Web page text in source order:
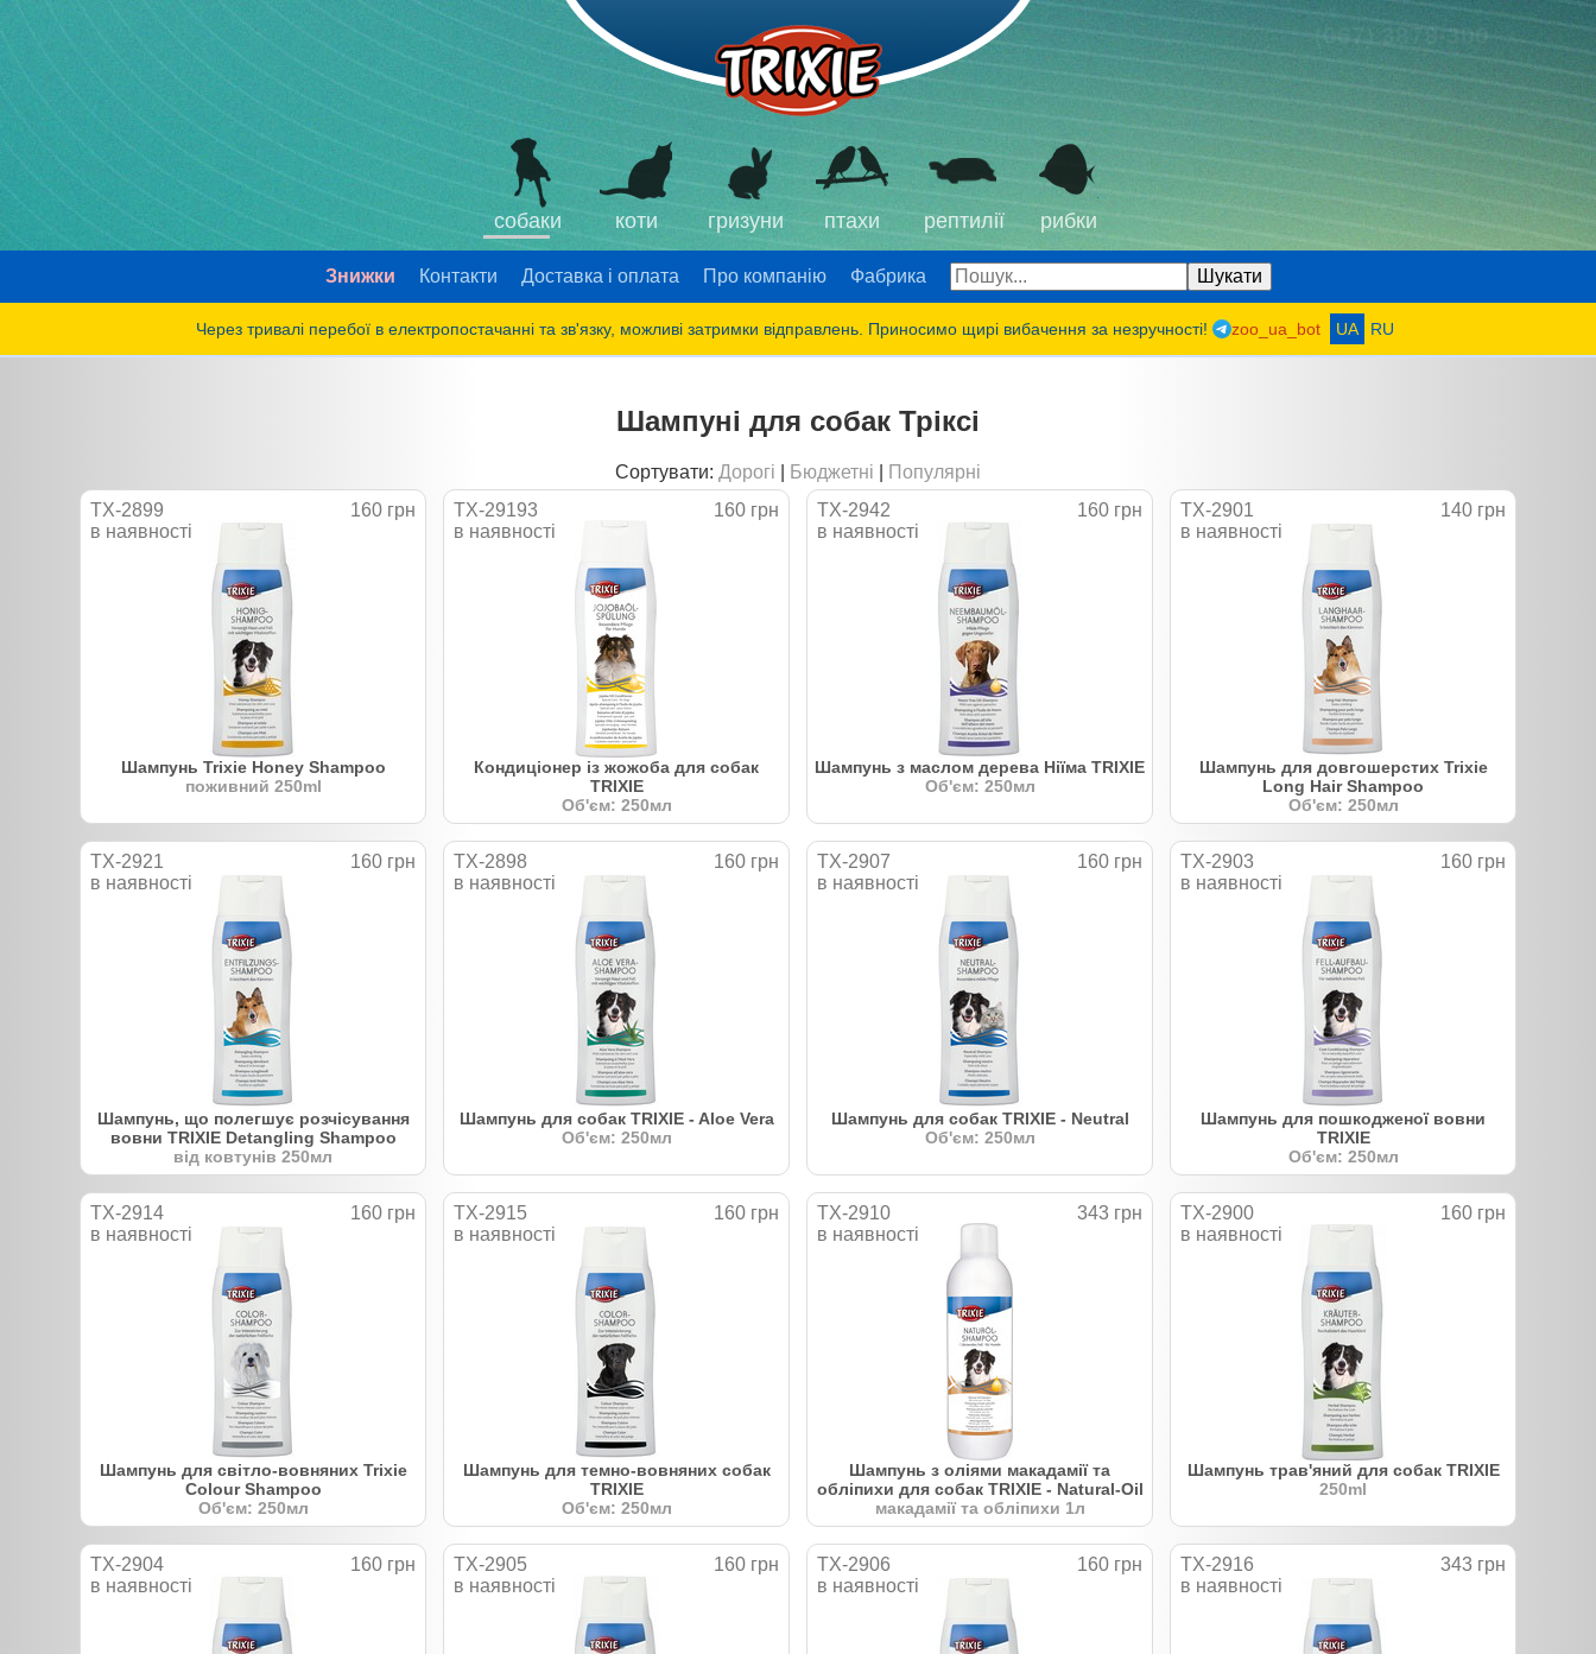
(067) 3878-300
собаки коти гризуни птахи рептилії рибки
Знижки Контакти Доставка і оплата Про компанію Фабрика
Через тривалі перебої в електропостачанні та зв'язку, можливі затримки відправлень. Приносимо щирі вибачення за незручності! zoo_ua_bot UA RU
Шампуні для собак Тріксі
Сортувати: Дорогі Бюджетні
Популярні
TX-2899
в наявності
160 грн
Шампунь Trixie Honey Shampoo
поживний 250ml
TX-29193
в наявності
160 грн
Кондиціонер із жожоба для собак
TRIXIE
Об'єм: 250мл
TX-2942
в наявності
160 грн
Шампунь з маслом дерева Ніїма TRIXIE
Об'єм: 250мл
TX-2901
в наявності
140 грн
Шампунь для довгошерстих Trixie
Long Hair Shampoo
Об'єм: 250мл
TX-2921
в наявності
160 грн
Шампунь, що полегшує розчісування
вовни TRIXIE Detangling Shampoo
від ковтунів 250мл
TX-2898
в наявності
160 грн
Шампунь для собак TRIXIE - Aloe Vera
Об'єм: 250мл
TX-2907
в наявності
160 грн
Шампунь для собак TRIXIE - Neutral
Об'єм: 250мл
TX-2903
в наявності
160 грн
Шампунь для пошкодженої вовни
TRIXIE
Об'єм: 250мл
TX-2914
в наявності
160 грн
Шампунь для світло-вовняних Trixie
Colour Shampoo
Об'єм: 250мл
TX-2915
в наявності
160 грн
Шампунь для темно-вовняних собак
TRIXIE
Об'єм: 250мл
TX-2910
в наявності
343 грн
Шампунь з оліями макадамії та
обліпихи для собак TRIXIE - Natural-Oil
макадамії та обліпихи 1л
TX-2900
в наявності
160 грн
Шампунь трав'яний для собак TRIXIE
250ml
TX-2904
в наявності
160 грн
TX-2905
в наявності
160 грн
TX-2906
в наявності
160 грн
TX-2916
в наявності
343 грн